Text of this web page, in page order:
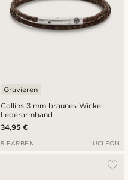
Collins 3 mm braunes Wickel-
Lederarmband
Gravieren
34,95 €
5 FARBEN LUCLEON